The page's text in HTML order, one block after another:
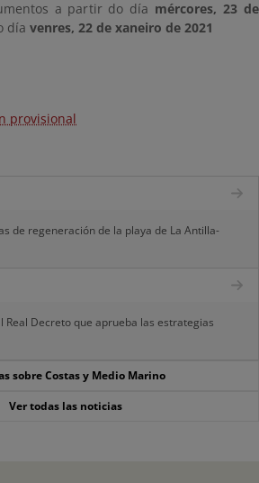
a partir do día mércores, 23 de
día venres, 22 de xaneiro de 2021
provisional
de regeneración de la playa de La Antilla-
Real Decreto que aprueba las estrategias
sobre Costas y Medio Marino
Ver todas las noticias